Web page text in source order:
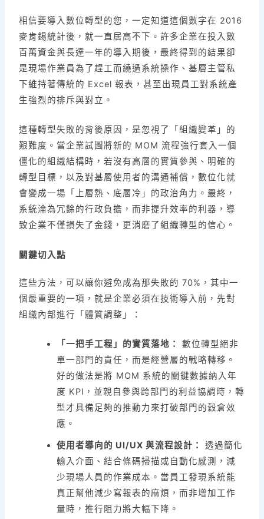
相信要導入數位轉型的您，一定知道這個數字在 2016
麥肯錫統計後，就一直居高不下。許多企業在投入數
百萬資金與長達一年的導入期後，最終得到的結果卻
是現場作業員為了趕工而繞過系統操作、基層主管私
下維持著傳統的 Excel 報表，甚至出現員工對系統產
生強烈的排斥與對立。
這種轉型失敗的背後原因，是忽視了「組織變革」的
艱難度。當企業試圖將新的 MOM 流程強行套入一個
僵化的組織結構時，若沒有高層的實質參與、明確的
轉型目標，以及對基層使用者的溝通補償，數位化就
會變成一場「上層熱、底層冷」的政治角力。最終，
系統淪為冗餘的行政負擔，而非提升效率的利器，導
致企業不僅損失了金錢，更消磨了組織轉型的信心。
關鍵切入點
這些方法，可以讓你避免成為那失敗的 70%，其中一
個最重要的一項，就是企業必須在技術導入前，先對
組織內部進行「體質調整」：
「一把手工程」的實質落地：
數位轉型絕非
單一部門的責任，而是經營層的戰略轉移。
好的做法是將 MOM 系統的關鍵數據納入年
度 KPI，並親自參與跨部門的利益協調時，轉
型才具備足夠的推動力來打破部門的穀倉效
應。
使用者導向的 UI/UX 與流程設計：
透過簡化
輸入介面、結合條碼掃描或自動化感測，減
少現場人員的作業成本。當員工發現系統能
真正幫他減少寫報表的麻煩，而非增加工作
量時，推行阻力將大幅下降。